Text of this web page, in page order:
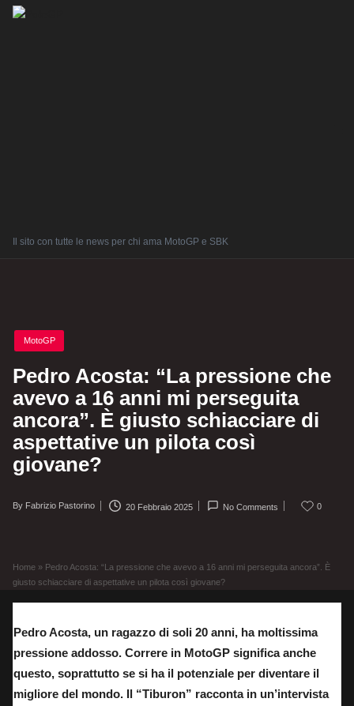
Il sito con tutte le news per chi ama MotoGP e SBK
Posted
in
MotoGP
Pedro Acosta: “La pressione che
avevo a 16 anni mi perseguita
ancora”. È giusto schiacciare di
aspettative un pilota così
giovane?
Posted
By Fabrizio Pastorino 20 Febbraio 2025 No Comments 0
Home » Pedro Acosta: “La pressione che avevo a 16 anni mi perseguita ancora”. È
giusto schiacciare di aspettative un pilota così giovane?
Pedro Acosta, un ragazzo di soli 20 anni, ha moltissima
pressione addosso. Correre in MotoGP significa anche
questo, soprattutto se si ha il potenziale per diventare il
migliore del mondo. Il “Tiburon” racconta in un’intervista